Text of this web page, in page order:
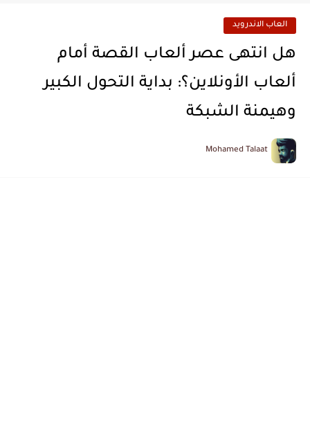
العاب الاندرويد
هل انتهى عصر ألعاب القصة أمام
ألعاب الأونلاين؟: بداية التحول الكبير
وهيمنة الشبكة
Mohamed Talaat